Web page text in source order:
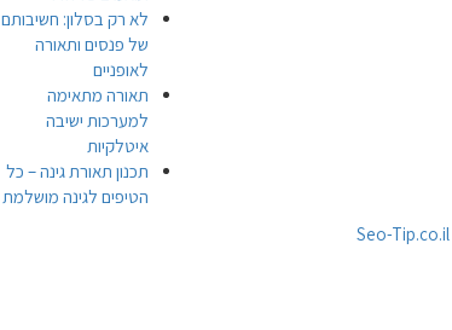
לא רק בסלון: חשיבותם
של פנסים ותאורה
לאופניים
תאורה מתאימה
למערכות ישיבה
איטלקיות
תכנון תאורת גינה – כל
הטיפים לגינה מושלמת
Seo-Tip.co.il